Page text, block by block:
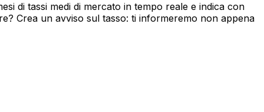
di tassi medi di mercato in tempo reale e indica con
Crea un avviso sul tasso: ti informeremo non appena